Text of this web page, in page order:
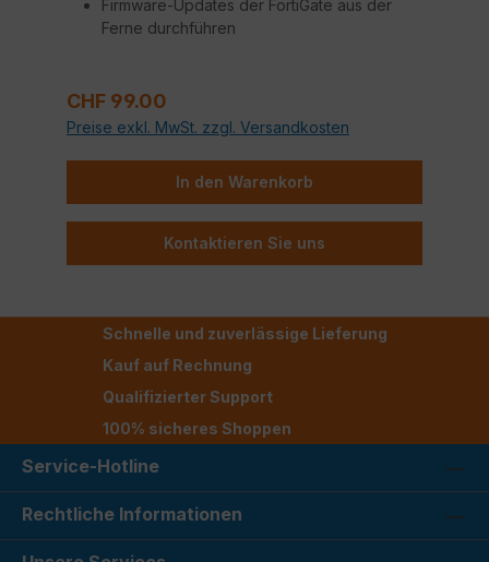
Firmware-Updates der FortiGate aus der
Ferne durchführen
Regulärer Preis:
CHF 99.00
Preise exkl. MwSt. zzgl. Versandkosten
In den Warenkorb
Kontaktieren Sie uns
Schnelle und zuverlässige Lieferung
Kauf auf Rechnung
Qualifizierter Support
100% sicheres Shoppen
Service-Hotline
Rechtliche Informationen